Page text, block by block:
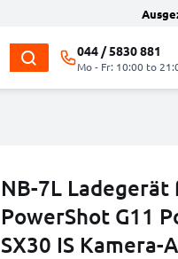
044 / 5830 881
Mo - Fr: 10:00 to
NB-7L Ladegerät
PowerShot G11
SX30 IS Kamera-